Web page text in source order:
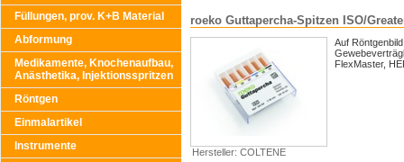
Füllungen, prov. K+B Material
Abformung
Medikamente, Knochenaufbau,
Anästhetika, Injektionsspritzen
Röntgen
Einmalartikel
Instrumente
roeko Guttapercha-Spitzen ISO/
Hersteller: COLTENE
Auf
FlexMaster,